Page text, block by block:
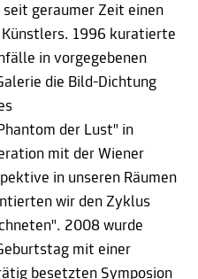
seit geraumer Zeit einen
Künstlers. 1996 kuratierte
in vorgegebenen
die Bild-Dichtung
der Lust" in
mit der Wiener
in unseren Räumen
wir den Zyklus
2008 wurde
mit einer
besetzten Symposion